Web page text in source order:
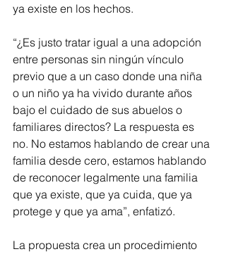
ya existe en los hechos.
“¿Es justo tratar igual a una adopción
entre personas sin ningún vínculo
previo que a un caso donde una niña
o un niño ya ha vivido durante años
bajo el cuidado de sus abuelos o
familiares directos? La respuesta es
no. No estamos hablando de crear una
familia desde cero, estamos hablando
de reconocer legalmente una familia
que ya existe, que ya cuida, que ya
protege y que ya ama”, enfatizó.
La propuesta crea un procedimiento